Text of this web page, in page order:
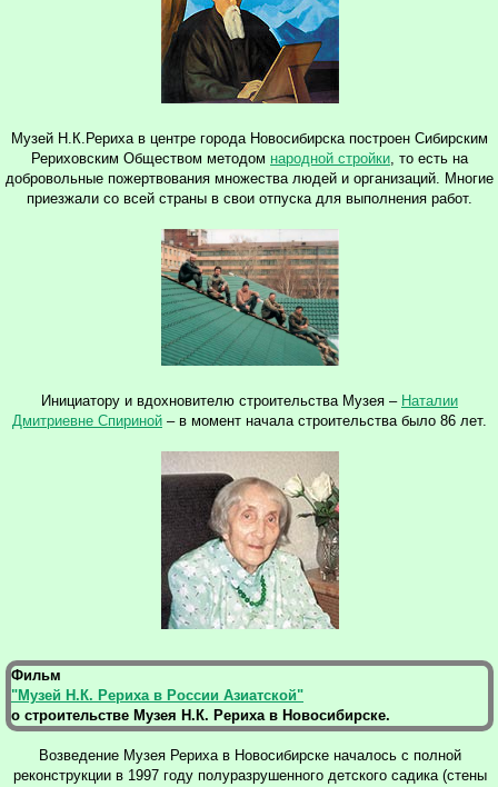
Музей Н.К.Рериха в центре города Новосибирска построен Сибирским
Рериховским Обществом методом народной стройки , то есть на
добровольные пожертвования множества людей и организаций. Многие
приезжали со всей страны в свои отпуска для выполнения работ.
Инициатору и вдохновителю строительства Музея – Наталии
Дмитриевне Спириной – в момент начала строительства было 86 лет.
Фильм
"Музей Н.К. Рериха в России Азиатской"
о строительстве Музея Н.К. Рериха в Новосибирске.
Возведение Музея Рериха в Новосибирске началось с полной
реконструкции в 1997 году полуразрушенного детского садика (стены